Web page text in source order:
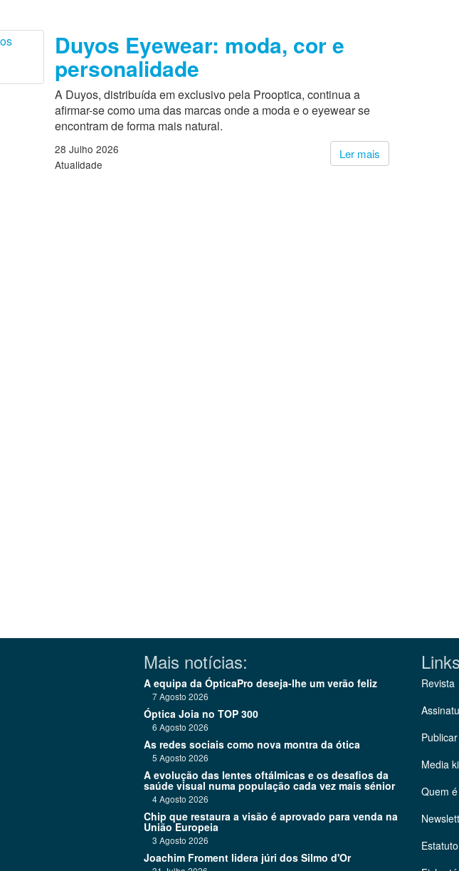
Duyos Eyewear: moda, cor e
personalidade
A Duyos, distribuída em exclusivo pela Prooptica, continua a
afirmar-se como uma das marcas onde a moda e o eyewear se
encontram de forma mais natural.
Ler mais
28 Julho 2026
Atualidade
Mais notícias:
A equipa da ÓpticaPro deseja-lhe um verão feliz
7 Agosto 2026
Óptica Joia no TOP 300
6 Agosto 2026
As redes sociais como nova montra da ótica
5 Agosto 2026
A evolução das lentes oftálmicas e os desafios da
saúde visual numa população cada vez mais sénior
4 Agosto 2026
Chip que restaura a visão é aprovado para venda na
União Europeia
3 Agosto 2026
Joachim Froment lidera júri dos Silmo d'Or
Revista
Media
Quem